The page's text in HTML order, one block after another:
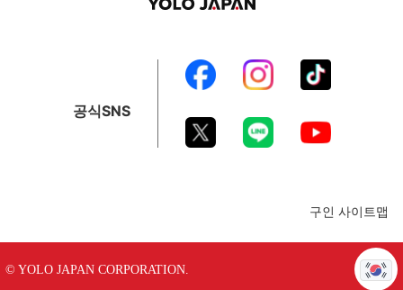
공식SNS
구인 사이트맵
© YOLO JAPAN CORPORATION.